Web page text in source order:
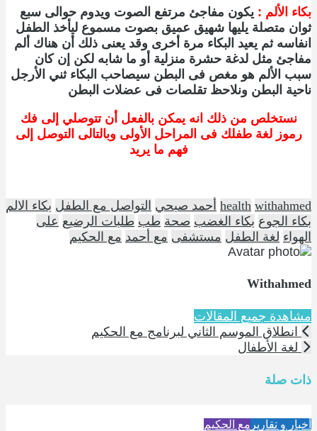
بكاء الألم : يكون مفاجئ مرتفع الصوت ويدوم حوالى سبع
ثوان متصلة يليها شهيق عميق بصوت مسموع ليأخذ الطفل
انفاسه ثم يعيد البكاء مرة أخرى وقد يعنى ذلك أن هناك ألم
مفاجئ مثل لدغة حشرة منزلية أو ما شابه لكن إن كان
سبب الألم هو مغص فى البطن سيصاحب البكاء ثني الأرجل
ناحية البطن ونلاحظ تقلصات فى عضلات البطن
نستخلص من ذلك انه يمكن بالفعل أن تتوصلي إلى فك
رموز لغة طفلك فى المراحل الأولى وبالتالى التوصل إلى
فهم ما يريد
health withahmed أحمد صبحي التواصل مع الطفل بكاء الالم
بكاء الجوع بكاء الغضب صحة طب طلبات الرضيع على
الهواء لغة الطفل مستشفى مع أحمد مع الحكيم
Withahmed
مشاهدة جميع المقالات
انطلاق الموسم الثاني لبرنامج مع الحكيم
لغة الأطفال
ذات صلة
أخبار و تقارير مع الحكيم